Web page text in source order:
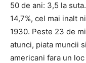
50 de ani: 3,5 la
14,7%, cel mai inalt
1930. Peste 23 de
atunci, piata muncii
americani fara un